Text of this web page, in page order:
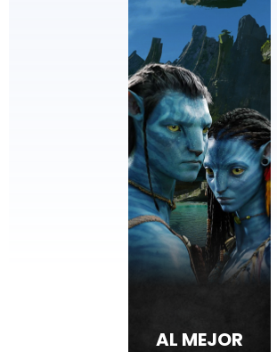
AL MEJOR